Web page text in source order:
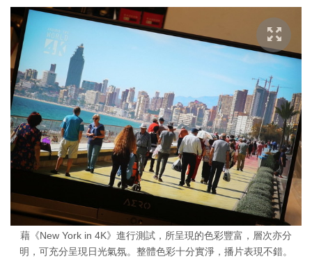
藉《New York in 4K》進行測試，所呈現的色彩豐富，層次亦分
明，可充分呈現日光氣氛。整體色彩十分實淨，播片表現不錯。